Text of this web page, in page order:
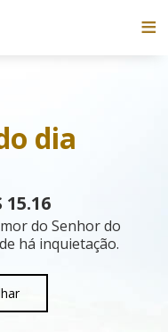
dia
15.16
do Senhor do
há inquietação.